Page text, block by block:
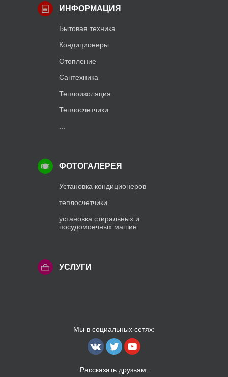
ИНФОРМАЦИЯ
Бытовая техника
Кондиционеры
Отопление
Сантехника
Теплоизоляция
Теплосчетчики
ФОТОГАЛЕРЕЯ
Установка кондиционеров
теплосчетчики
установка стиральных и
посудомоечных машин
УСЛУГИ
Мы в социальных сетях:
Рассказать друзьям: